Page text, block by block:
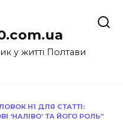
у житті Полтави
H1 ДЛЯ СТАТТІ:
‘НАЛІВО’ ТА ЙОГО РОЛЬ”